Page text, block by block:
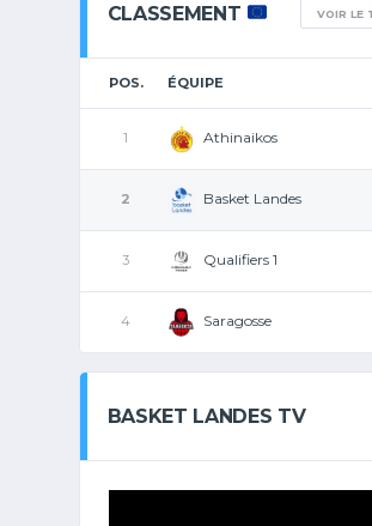
CLASSEMENT VOIR LE
POS. ÉQUIPE
1 Athinaikos
2 Basket Landes
3 Qualifiers 1
4 Saragosse
BASKET LANDES TV